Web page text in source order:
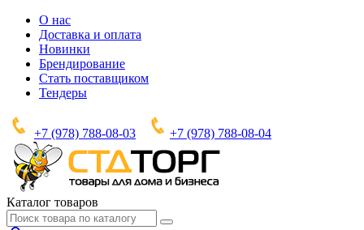
О нас
Доставка и оплата
Новинки
Брендирование
Стать поставщиком
Тендеры
+7 (978) 788-08-03 +7 (978) 788-08-04
Каталог товаров